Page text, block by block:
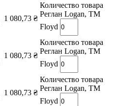
1 080,73 ₴
Количество товара
Реглан Logan, TM
Floyd
1 080,73 ₴
Количество товара
Реглан Logan, TM
Floyd
1 080,73 ₴
Количество товара
Реглан Logan, TM
Floyd